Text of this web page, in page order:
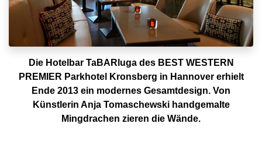
Die Hotelbar TaBARluga des BEST WESTERN
PREMIER Parkhotel Kronsberg in Hannover erhielt
Ende 2013 ein modernes Gesamtdesign. Von
Künstlerin Anja Tomaschewski handgemalte
Mingdrachen zieren die Wände.